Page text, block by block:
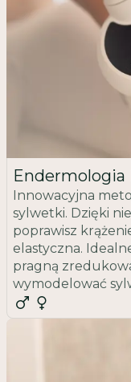
Endermologia
Innowacyjna
sylwetki. Dzięki
poprawisz
elastyczna.
pragną
wymodelować